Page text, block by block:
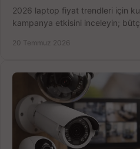
2026 laptop fiyat trendleri için
kampanya etkisini inceleyin;
20 Temmuz 2026